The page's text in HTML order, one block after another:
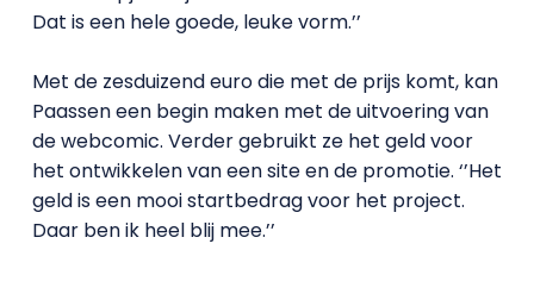
Dat is een hele goede, leuke vorm.’’
Met de zesduizend euro die met de prijs komt, kan
Paassen een begin maken met de uitvoering van
de webcomic. Verder gebruikt ze het geld voor
het ontwikkelen van een site en de promotie. ‘’Het
geld is een mooi startbedrag voor het project.
Daar ben ik heel blij mee.’’